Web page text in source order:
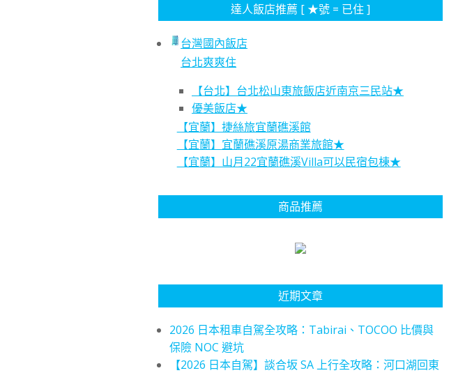
達人飯店推薦 [ ★號 = 已住 ]
台灣國內飯店
台北爽爽住
【台北】台北松山東旅飯店近南京三民站★
優美飯店★
【宜蘭】捷絲旅宜蘭礁溪館
【宜蘭】宜蘭礁溪原湯商業旅館★
【宜蘭】山月22宜蘭礁溪Villa可以民宿包棟★
商品推薦
近期文章
2026 日本租車自駕全攻略：Tabirai、TOCOO 比價與
保險 NOC 避坑
【2026 日本自駕】談合坂 SA 上行全攻略：河口湖回東